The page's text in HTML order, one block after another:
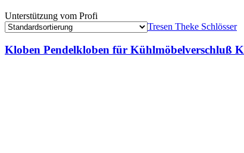
Unterstützung vom Profi
Tresen Theke Schlösser
Kloben Pendelkloben für Kühlmöbelverschluß